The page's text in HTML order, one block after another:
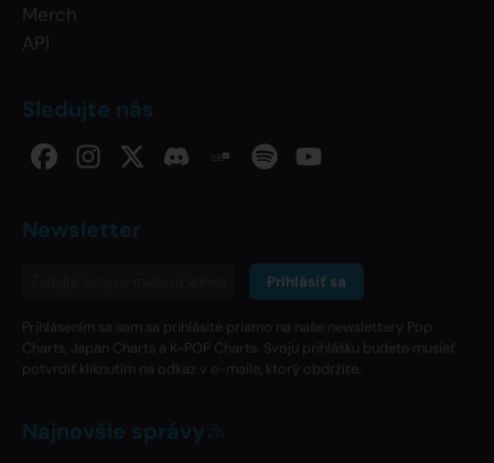
Merch
API
Sledujte nás
Newsletter
Prihlásiť sa
Prihlásením sa sem sa prihlásite priamo na naše newslettery Pop
Charts, Japan Charts a K-POP Charts. Svoju prihlášku budete musieť
potvrdiť kliknutím na odkaz v e-maile, ktorý obdržíte.
Najnovšie správy